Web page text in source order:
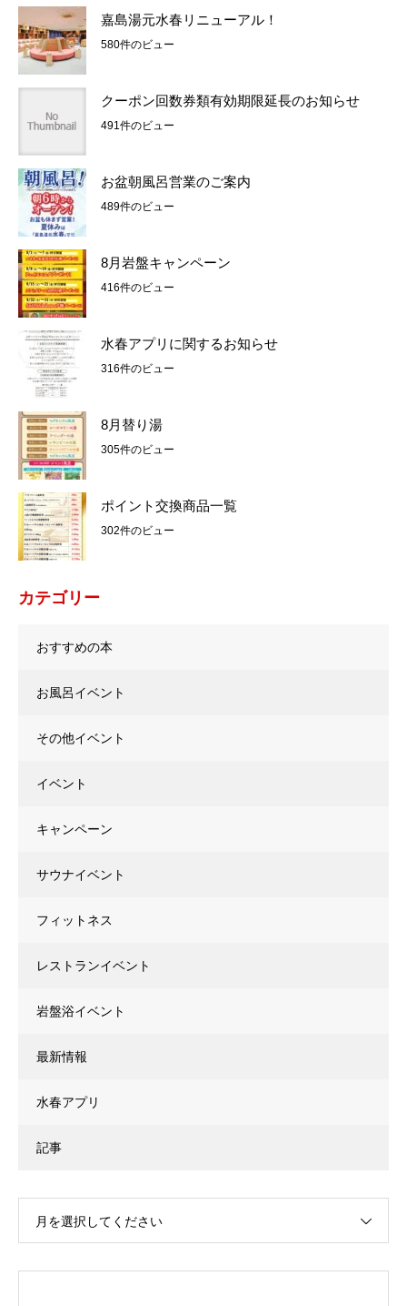
嘉島湯元水春リニューアル！
580件のビュー
クーポン回数券類有効期限延長のお知らせ
491件のビュー
お盆朝風呂営業のご案内
489件のビュー
8月岩盤キャンペーン
416件のビュー
水春アプリに関するお知らせ
316件のビュー
8月替り湯
305件のビュー
ポイント交換商品一覧
302件のビュー
カテゴリー
おすすめの本
お風呂イベント
その他イベント
イベント
キャンペーン
サウナイベント
フィットネス
レストランイベント
岩盤浴イベント
最新情報
水春アプリ
記事
月を選択してください